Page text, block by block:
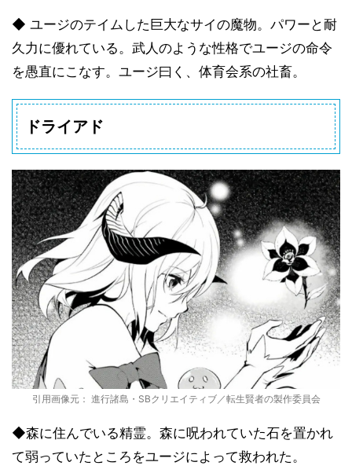
◆ ユージのテイムした巨大なサイの魔物。パワーと耐
久力に優れている。武人のような性格でユージの命令
を愚直にこなす。ユージ曰く、体育会系の社畜。
ドライアド
引用画像元： 進行諸島・SBクリエイティブ／転生賢者の製作委員会
◆森に住んでいる精霊。森に呪われていた石を置かれ
て弱っていたところをユージによって救われた。